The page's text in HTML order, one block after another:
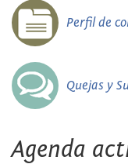
Perfil de
Quejas y
Agenda